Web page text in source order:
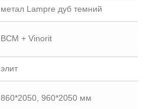
метал Lampre дуб темний
ВСМ + Vinorit
элит
860*2050, 960*2050 мм